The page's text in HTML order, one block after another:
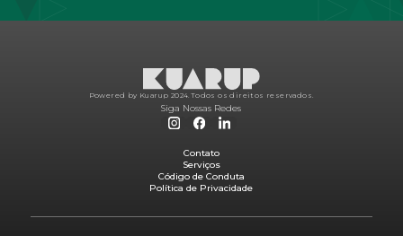
Powered by Kuarup 2024. Todos os direitos reservados.
Siga Nossas Redes
Contato
Serviços
Código de Conduta
Política de Privacidade